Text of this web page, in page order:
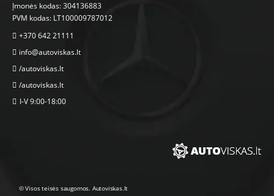
Įmonės kodas: 304136883
PVM kodas: LT100009787012
+370 642 21111
info@autoviskas.lt
/autoviskas.lt
/autoviskas.lt
I-V 9:00-18:00
© Visos teisės saugomos. Autoviskas.lt